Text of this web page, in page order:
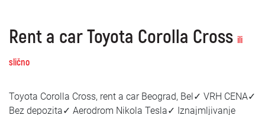
O nama
Najčešća pitanja
Blog
Rent a car Toyota Corolla Cross ili
slično
Toyota Corolla Cross, rent a car Beograd, Bel✓ VRH CENA✓
Bez depozita✓ Aerodrom Nikola Tesla✓ Iznajmljivanje